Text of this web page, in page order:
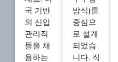
국 기반
의 신입
관리직
들을 채
용하는
방식)를
중심으
로 설계
되었습
니다. 직